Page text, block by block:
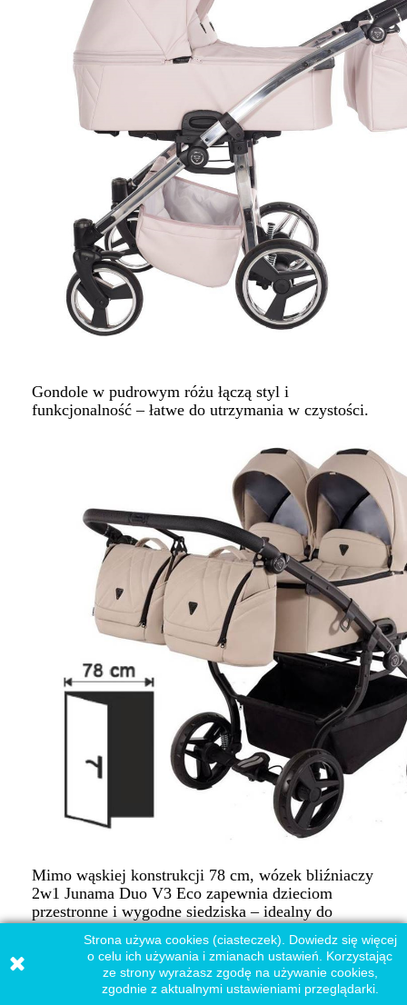
Gondole w pudrowym różu łączą styl i
funkcjonalność – łatwe do utrzymania w czystości.
Mimo wąskiej konstrukcji 78 cm, wózek bliźniaczy
2w1 Junama Duo V3 Eco zapewnia dzieciom
przestronne i wygodne siedziska – idealny do
miasta i codziennych spacerów.
Strona używa cookies (ciasteczek). Dowiedz się więcej
o celu ich używania i zmianach ustawień. Korzystając
ze strony wyrażasz zgodę na używanie cookies,
zgodnie z aktualnymi ustawieniami przeglądarki.